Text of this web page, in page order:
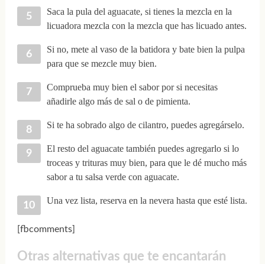
Saca la pula del aguacate, si tienes la mezcla en la
licuadora mezcla con la mezcla que has licuado antes.
Si no, mete al vaso de la batidora y bate bien la pulpa
para que se mezcle muy bien.
Comprueba muy bien el sabor por si necesitas
añadirle algo más de sal o de pimienta.
Si te ha sobrado algo de cilantro, puedes agregárselo.
El resto del aguacate también puedes agregarlo si lo
troceas y trituras muy bien, para que le dé mucho más
sabor a tu salsa verde con aguacate.
Una vez lista, reserva en la nevera hasta que esté lista.
[fbcomments]
Otras alternativas que te encantarán